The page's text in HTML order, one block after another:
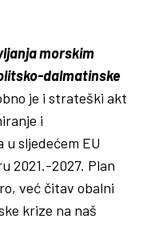
morskim
dalmatinske
je i strateški akt
i
sljedećem EU
2021.-2027. Plan
već čitav obalni
krize na naš